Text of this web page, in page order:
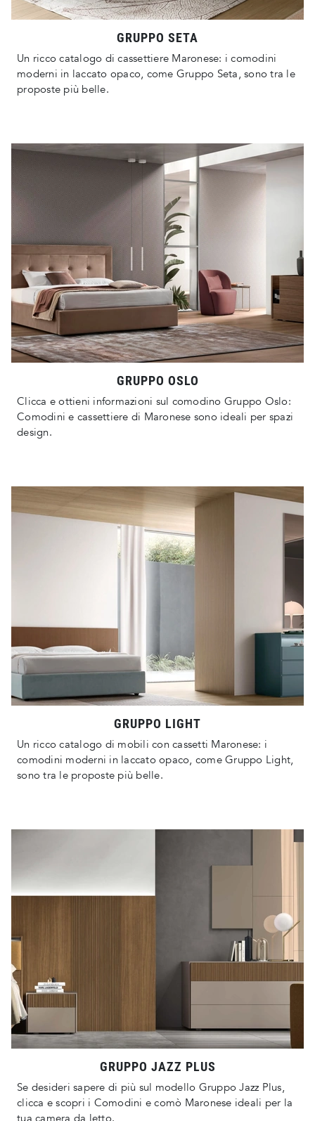
GRUPPO SETA
Un ricco catalogo di cassettiere Maronese: i comodini
moderni in laccato opaco, come Gruppo Seta, sono tra le
proposte più belle.
GRUPPO OSLO
Clicca e ottieni informazioni sul comodino Gruppo Oslo:
Comodini e cassettiere di Maronese sono ideali per spazi
design.
GRUPPO LIGHT
Un ricco catalogo di mobili con cassetti Maronese: i
comodini moderni in laccato opaco, come Gruppo Light,
sono tra le proposte più belle.
GRUPPO JAZZ PLUS
Se desideri sapere di più sul modello Gruppo Jazz Plus,
clicca e scopri i Comodini e comò Maronese ideali per la